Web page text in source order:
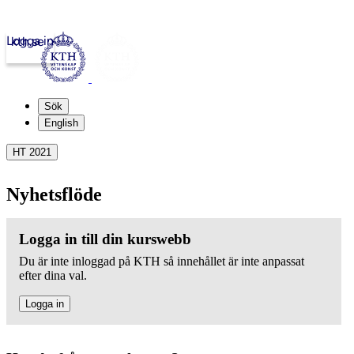
kth.se
Logga in
Sök
English
HT 2021
Nyhetsflöde
Logga in till din kurswebb
Du är inte inloggad på KTH så innehållet är inte anpassat
efter dina val.
Logga in